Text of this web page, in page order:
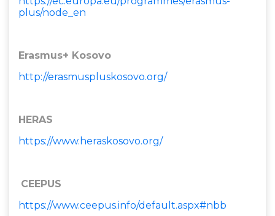
plus/node_en
Erasmus+ Kosovo
http://erasmuspluskosovo.org/
HERAS
https://www.heraskosovo.org/
CEEPUS
https://www.ceepus.info/default.aspx#nbb